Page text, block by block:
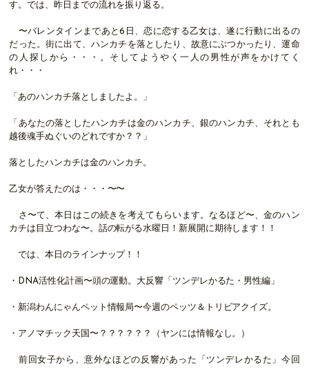
す。では、昨日までの流れを振り返る。
〜バレンタインまであと6日、恋に恋する乙女は、遂に行動に出るの
だった。街に出て、ハンカチを落としたり、故意にぶつかったり、運命
の人探しから・・・。そしてようやく一人の男性が声をかけてく
れ・・・
「あのハンカチ落としましたよ。」
「あなたの落としたハンカチは金のハンカチ、銀のハンカチ、それとも
越後魂手ぬぐいのどれですか？？」
落としたハンカチは金のハンカチ。
乙女が答えたのは・・・〜〜
さ〜て、本日はこの続きを考えてもらいます。なるほど〜、金のハン
カチは目立つわな〜。話の転がる水曜日！新展開に期待します！！
では、本日のラインナップ！！
・DNA活性化計画〜頭の運動。大反響「ツンデレかるた・男性編」
・新潟わんにゃんペット情報局〜今週のペッツ＆トリビアクイズ。
・アノマチック天国〜？？？？？？（ヤンには情報なし。）
前回女子から、意外なほどの反響があった「ツンデレかるた」今回